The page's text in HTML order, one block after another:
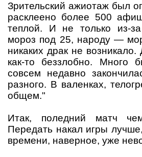
Зрительский ажиотаж был
расклеено более 500
теплой. И не только из-
мороз под 25, народу —
никаких драк не
как-то беззлобно. Много
совсем недавно
разного. В валенках,
общем."
Итак, поледний матч
Передать накал игры
времени, наверное, уже